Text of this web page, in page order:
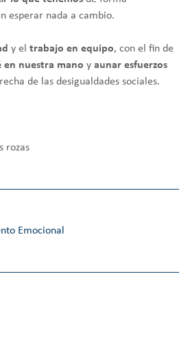
esperar nada a cambio.
y el trabajo en equipo, con el fin de
en nuestra mano y aunar esfuerzos
de las desigualdades sociales.
Emocional